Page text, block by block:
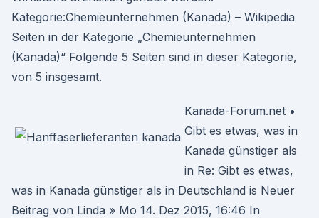
Kategorie:Chemieunternehmen (Kanada) – Wikipedia
Seiten in der Kategorie „Chemieunternehmen
(Kanada)“ Folgende 5 Seiten sind in dieser Kategorie,
von 5 insgesamt.
Kanada-Forum.net •
Gibt es etwas, was in
Kanada günstiger als
in Re: Gibt es etwas,
was in Kanada günstiger als in Deutschland is Neuer
Beitrag von Linda » Mo 14. Dez 2015, 16:46 In